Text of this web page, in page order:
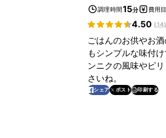
調理時間15分 費用
4.50 (14)
ごはんのお供やお
もシンプルな味付
ンニクの風味やピ
さいね。
シェア ポスト 印刷する